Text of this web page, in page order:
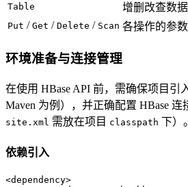
Table 增删改查数据
Put / Get / Delete / Scan 各操作的参
环境准备与连接管理
在使用 HBase API 前，需确保项目引
Maven 为例），并正确配置 HBase 连
site.xml 需放在项目 classpath 下）。
依赖引入
<dependency>